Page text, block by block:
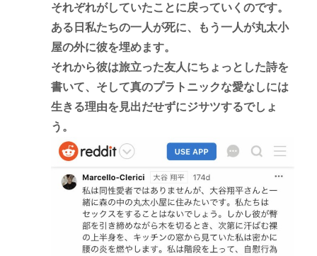
それぞれがしていたことに戻っていくのです。
ある日私たちの一人が死に、もう一人が丸太小
屋の外に彼を埋めます。
それから彼は旅立った友人にちょっとした詩を
書いて、そして真のプラトニックな愛なしには
生きる理由を見出だせずにジサツするでしょ
う。